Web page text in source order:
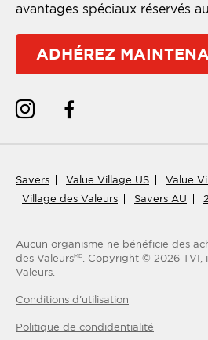
avantages spéciaux réservés
ADHÉREZ
Savers Value Village US
Value
Village des Valeurs
Savers AU
Aucun organisme ne bénéficie des
des ValeursMD Copyright © 2026 TVI,
Valeurs.
Conditions d'utilisation
Politique de condidentialité